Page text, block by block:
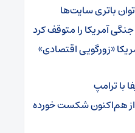
باتری سایت‌ها
آمریکا را متوقف کرد
«زورگویی اقتصادی»
با ترامپ
هم‌اکنون شکست خورده